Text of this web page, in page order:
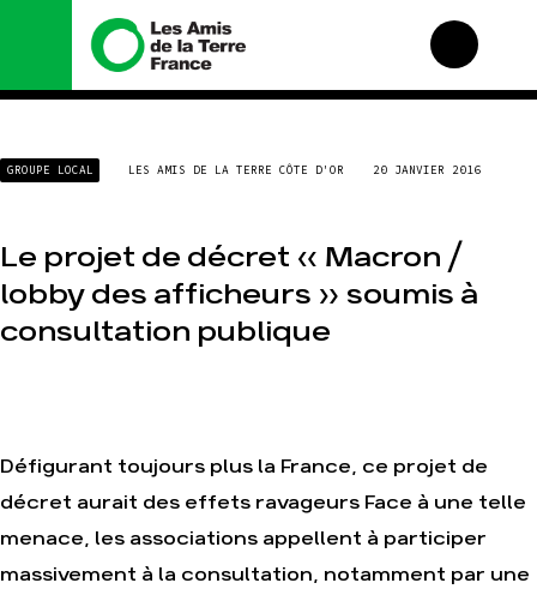
Nous connaître
Histoire
Missions et méthodes
Valeurs
Équipes et
fonctionnement
Je soutiens les Amis de
la Terre
Gaz « naturel », le
grand enfumage
Mode : une tendance
destructrice
Gaz au Mozambique, la
Nos thématiques
GROUPE LOCAL LES AMIS DE LA TERRE CÔTE D'OR 20 JANVIER 2016
Le projet de décret « Macron /
lobby des afficheurs » soumis à
consultation publique
Défigurant toujours plus la France, ce projet de
décret aurait des effets ravageurs Face à une telle
menace, les associations appellent à participer
massivement à la consultation, notamment par une